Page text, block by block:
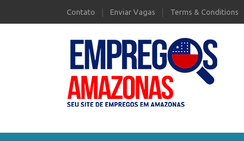
Contato Enviar Vagas Terms & Conditions